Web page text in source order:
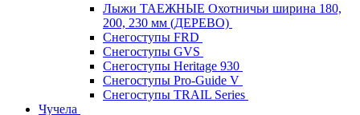
Лыжи ТАЕЖНЫЕ Охотничьи ширина 180,
200, 230 мм (ДЕРЕВО)
Снегоступы FRD
Снегоступы GVS
Снегоступы Heritage 930
Снегоступы Pro-Guide V
Снегоступы TRAIL Series
Чучела